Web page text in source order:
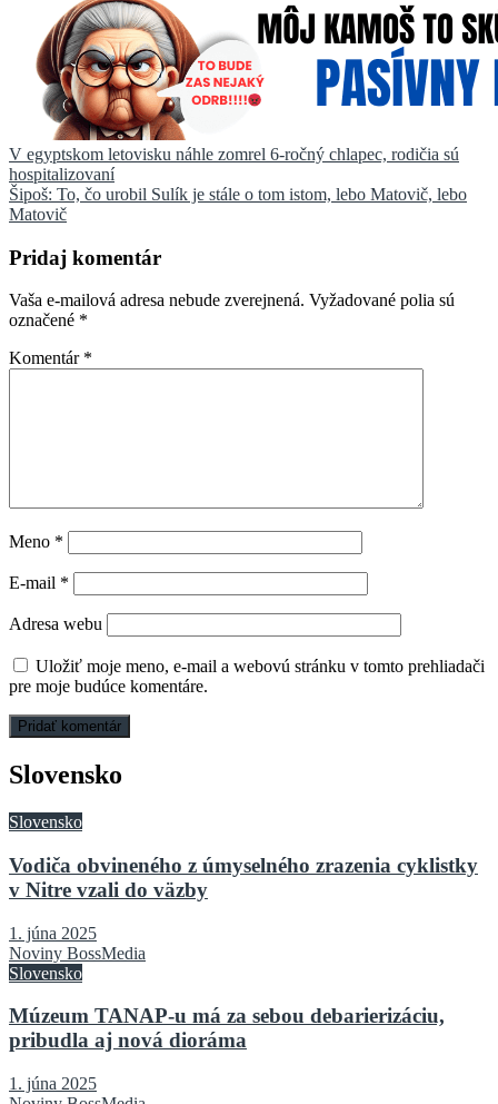
Navigácia
v
článku
V egyptskom letovisku náhle zomrel 6-ročný chlapec, rodičia sú
hospitalizovaní
Šipoš: To, čo urobil Sulík je stále o tom istom, lebo Matovič, lebo
Matovič
Pridaj komentár
Vaša e-mailová adresa nebude zverejnená. Vyžadované polia sú
označené *
Komentár *
Meno *
E-mail *
Adresa webu
Uložiť moje meno, e-mail a webovú stránku v tomto prehliadači
pre moje budúce komentáre.
Slovensko
Slovensko
Vodiča obvineného z úmyselného zrazenia cyklistky
v Nitre vzali do väzby
1. júna 2025
Noviny BossMedia
Slovensko
Múzeum TANAP-u má za sebou debarierizáciu,
pribudla aj nová dioráma
1. júna 2025